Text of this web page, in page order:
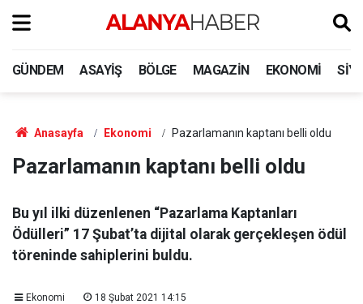
GÜNDEM ASAYIŞ BÖLGE MAGAZIN EKONOMI
Anasayfa Ekonomi Pazarlamanın kaptanı belli oldu
Pazarlamanın kaptanı belli oldu
Bu yıl ilki düzenlenen “Pazarlama Kaptanları
Ödülleri” 17 Şubat’ta dijital olarak gerçekleşen ödül
töreninde sahiplerini buldu.
Ekonomi 18 Şubat 2021 14:15